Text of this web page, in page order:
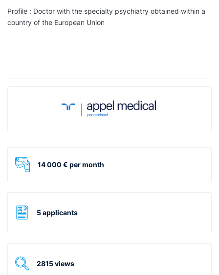
Profile : Doctor with the specialty psychiatry obtained within a
country of the European Union
14 000 € per month
5 applicants
2815 views